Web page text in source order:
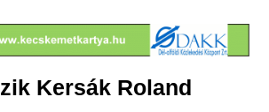
Kersák Roland